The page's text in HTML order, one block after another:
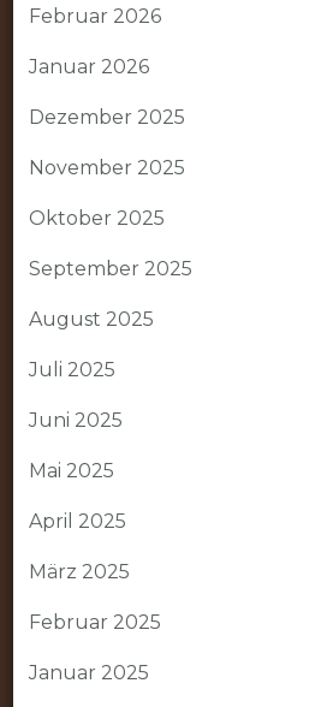
Februar 2026
Januar 2026
Dezember 2025
November 2025
Oktober 2025
September 2025
August 2025
Juli 2025
Juni 2025
Mai 2025
April 2025
März 2025
Februar 2025
Januar 2025